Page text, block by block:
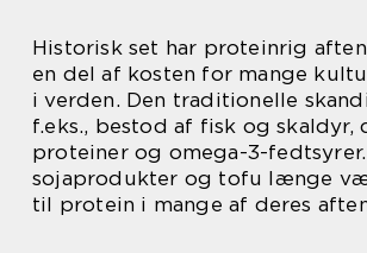
Historisk set har proteinrig
en del af kosten for mange
i verden. Den traditionelle
f.eks., bestod af fisk og skaldyr,
proteiner og omega-3-fedtsyrer.
sojaprodukter og tofu længe
til protein i mange af deres